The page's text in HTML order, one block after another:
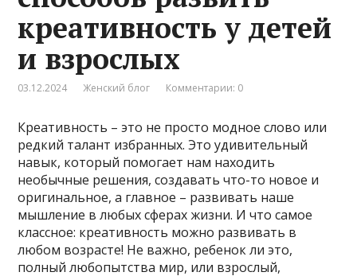
креативность у детей
и взрослых
03.12.2024 Женский блог Комментарии: 0
Креативность – это не просто модное слово или
редкий талант избранных. Это удивительный
навык, который помогает нам находить
необычные решения, создавать что-то новое и
оригинальное, а главное – развивать наше
мышление в любых сферах жизни. И что самое
классное: креативность можно развивать в
любом возрасте! Не важно, ребенок ли это,
полный любопытства мир, или взрослый,